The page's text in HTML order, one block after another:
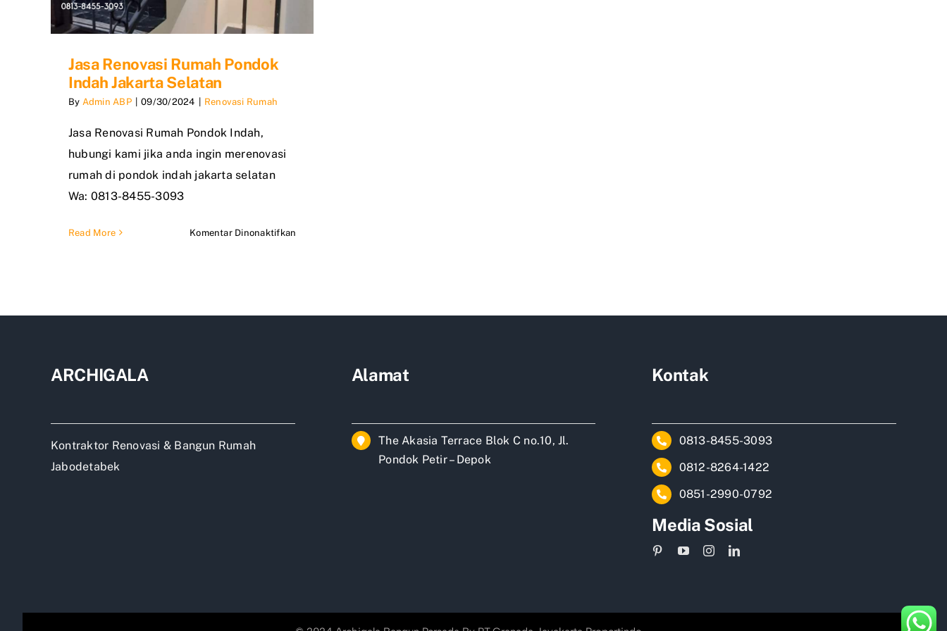
Jasa Renovasi Rumah Pondok
Indah Jakarta Selatan
By Admin ABP 09/30/2024 Renovasi Rumah
Jasa Renovasi Rumah Pondok Indah,
hubungi kami jika anda ingin merenovasi
rumah di pondok indah jakarta selatan
Wa: 0813-8455-3093
Read More Komentar Dinonaktifkan
Indah
ARCHIGALA
Kontraktor Renovasi & Bangun Rumah
Jabodetabek
Alamat
The Akasia Terrace Blok C no.10, Jl.
Pondok Petir – Depok
Kontak
0813-8455-3093
0812-8264-1422
0851-2990-0792
Media Sosial